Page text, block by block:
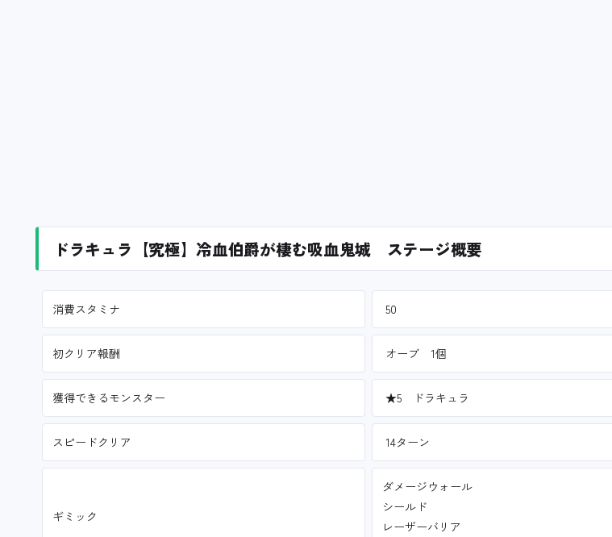
ドラキュラ【究極】冷血伯爵が棲む吸血鬼城 ステージ概要
消費スタミナ 50
初クリア報酬 オーブ 1個
獲得できるモンスター ★5 ドラキュラ
スピードクリア 14ターン
ギミック
ダメージウォール
シールド
レーザーバリア